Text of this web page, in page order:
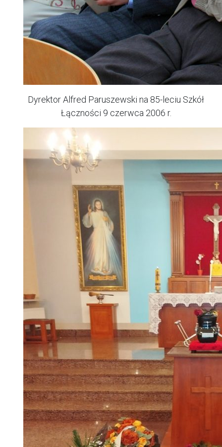
Dyrektor Alfred Paruszewski na 85-leciu Szkół
Łączności 9 czerwca 2006 r.